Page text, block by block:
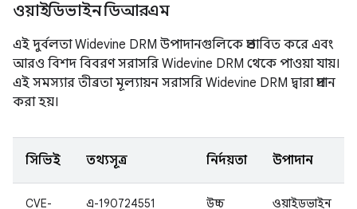
ওয়াইডিভাইন ডিআরএম
এই দুর্বলতা Widevine DRM উপাদানগুলিকে প্রভাবিত করে এবং
আরও বিশদ বিবরণ সরাসরি Widevine DRM থেকে পাওয়া যায়।
এই সমস্যার তীব্রতা মূল্যায়ন সরাসরি Widevine DRM দ্বারা প্রদান
করা হয়।
সিভিই তথ্যসূত্র নির্দয়তা উপাদান
CVE-
এ-190724551
উচ্চ ওয়াইডভাইন